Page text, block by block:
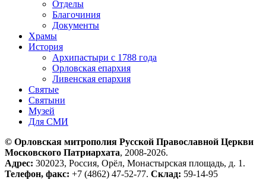
Отделы
Благочиния
Документы
Храмы
История
Архипастыри с 1788 года
Орловская епархия
Ливенская епархия
Святые
Святыни
Музей
Для СМИ
© Орловская митрополия Русской Православной Церкви
Московского Патриархата, 2008-2026.
Адрес: 302023, Россия, Орёл, Монастырская площадь, д. 1.
Телефон, факс: +7 (4862) 47-52-77. Склад: 59-14-95